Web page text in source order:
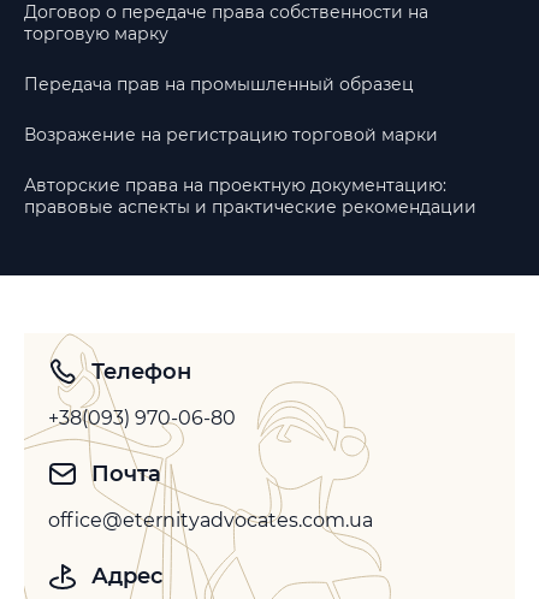
Договор о передаче права собственности на
торговую марку
Передача прав на промышленный образец
Возражение на регистрацию торговой марки
Авторские права на проектную документацию:
правовые аспекты и практические рекомендации
Телефон
+38(093) 970-06-80
Почта
office@eternityadvocates.com.ua
Адрес